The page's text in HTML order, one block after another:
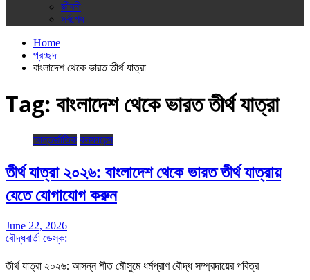
জীবনী
সর্বশেষ
Home
প্রচ্ছদ
বাংলাদেশ থেকে ভারত তীর্থ যাত্রা
Tag: বাংলাদেশ থেকে ভারত তীর্থ যাত্রা
আন্তর্জাতিক কনফারেন্স
তীর্থ যাত্রা ২০২৬: বাংলাদেশ থেকে ভারত তীর্থ যাত্রায়
যেতে যোগাযোগ করুন
June 22, 2026
বৌদ্ধবার্তা ডেস্ক:
তীর্থ যাত্রা ২০২৬: আসন্ন শীত মৌসুমে ধর্মপ্রাণ বৌদ্ধ সম্প্রদায়ের পবিত্র